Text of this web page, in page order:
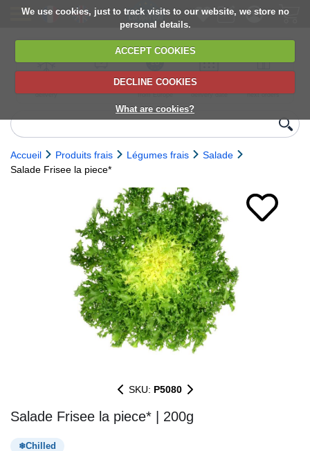
We use cookies, just to track visits to our website, we store no
personal details.
ACCEPT COOKIES
DECLINE COOKIES
What are cookies?
delivery
6,000+ products
Direct import
from Europe
Choose your
delivery date
next orders
Accueil Produits frais Légumes frais
Salade
Salade Frisee la piece*
SKU: P5080
Salade Frisee la piece* | 200g
Chilled